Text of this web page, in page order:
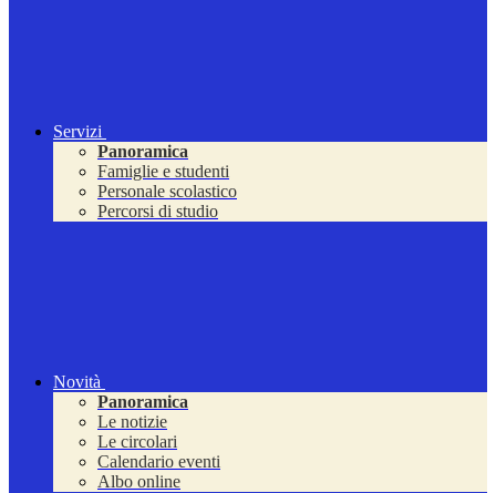
Servizi
Panoramica
Famiglie e studenti
Personale scolastico
Percorsi di studio
Novità
Panoramica
Le notizie
Le circolari
Calendario eventi
Albo online